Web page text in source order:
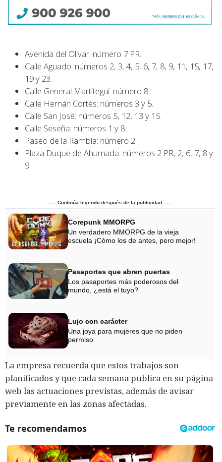
Avenida del Olivar: número 7 PR.
Calle Aguado: números 2, 3, 4, 5, 6, 7, 8, 9, 11, 15, 17,
19 y 23.
Calle General Martitegui: número 8.
Calle Hernán Cortés: números 3 y 5.
Calle San José: números 5, 12, 13 y 15.
Calle Seseña: números 1 y 8.
Paseo de la Rambla: número 2.
Plaza Duque de Ahumada: números 2 PR, 2, 6, 7, 8 y
9.
- - - Continúa leyendo después de la publicidad - - -
Corepunk MMORPG
Un verdadero MMORPG de la vieja
escuela ¡Cómo los de antes, pero mejor!
Pasaportes que abren puertas
Los pasaportes más poderosos del
mundo, ¿está el tuyo?
Lujo con carácter
Una joya para mujeres que no piden
permiso
La empresa recuerda que estos trabajos son
planificados y que cada semana publica en su página
web las actuaciones previstas, además de avisar
previamente en las zonas afectadas.